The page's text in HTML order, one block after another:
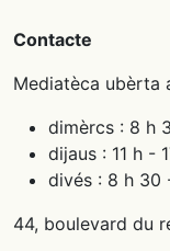
Contacte
Mediatèca ubèrta
dimèrcs : 8 h
dijaus : 11 h -
divés : 8 h 30
44, boulevard du